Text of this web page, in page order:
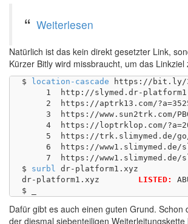
Weiterlesen
Natürlich ist das kein direkt gesetzter Link,
Kürzer Bitly wird missbraucht, um das Linkziel
$ location-cascade https://bit.ly/
     1	http://slymed.dr-platform1.xyz/
     2	https://aptrk13.com/?a=3525&oc=12909&c=36862&m=3&s1=amouuuuuu
     3	https://www.sun2trk.com/PBGRT/323CS3S/?source_id=3525&sub1=191631466
     4	https://loptrklop.com/?a=207881&c=20694&s2=60600d3775fe4a95b3ff5983fbb9e0ed&s3=16&sub4=3525
     5	https://trk.slimymed.de/go/98a6d284-1df5-47b7-acb9-a9be24d0b8fe?r=537642377&o=14148&a=207881&sub4=3525
     6	https://www1.slimymed.de/slimymed/?utm_source=OasisAds&campaign=98a6d284-1df5-47b7-acb9-a9be24d0b8fe&source=ea4d0dfb-bd26-43c6-9548-e2d6d4237984&custom1=537642377
     7	https://www1.slimymed.de/slimymed?utm_source=OasisAds&campaign=98a6d284-1df5-47b7-acb9-a9be24d0b8fe&source=ea4d0dfb-bd26-43c6-9548-e2d6d4237984&custom1=537642377
$ surbl dr-platform1.xyz
LISTED:
Dafür gibt es auch einen guten Grund. Schon
der diesmal siebenteiligen